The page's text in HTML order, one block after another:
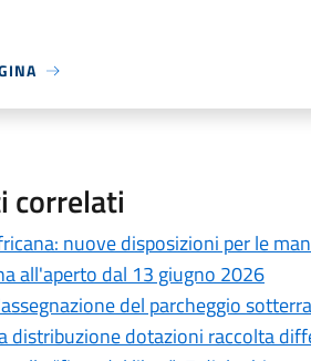
correlati
nuove disposizioni per le
all'aperto dal 13 giugno 2026
del parcheggio
distribuzione dotazioni raccolta